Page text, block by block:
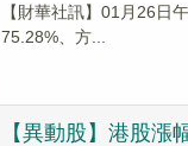
【財華社訊】01月26日
75.28%、方...
【異動股】港股